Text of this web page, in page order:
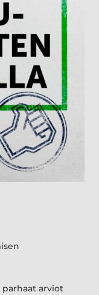
parhaat arviot